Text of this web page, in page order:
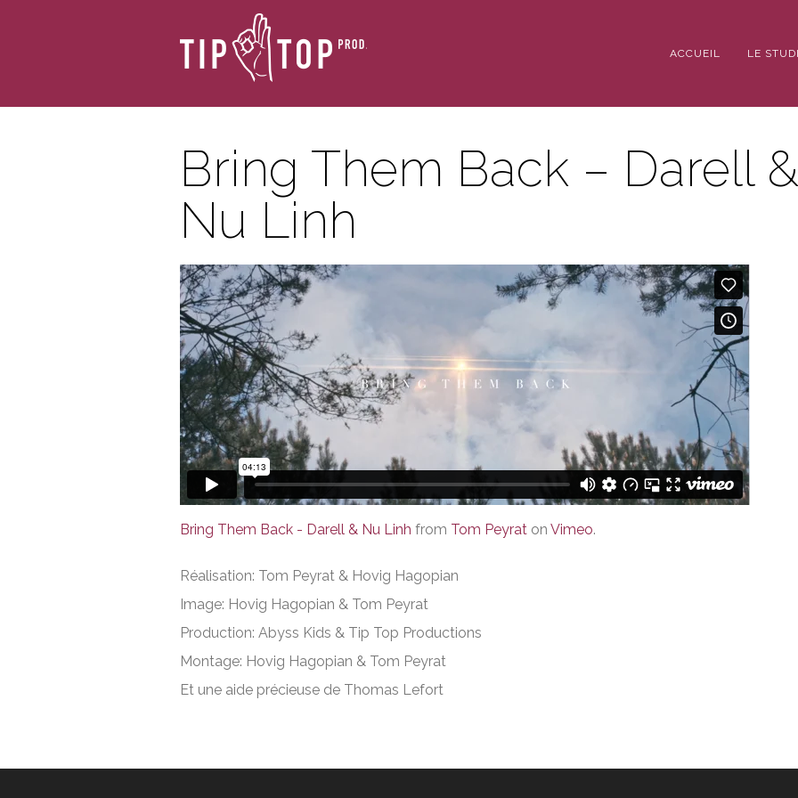
ACCUEIL LE
Bring Them Back – Darell &
Nu Linh
Bring Them Back - Darell & Nu Linh from Tom Peyrat on Vimeo.
Réalisation: Tom Peyrat & Hovig Hagopian
Image: Hovig Hagopian & Tom Peyrat
Production: Abyss Kids & Tip Top Productions
Montage: Hovig Hagopian & Tom Peyrat
Et une aide précieuse de Thomas Lefort